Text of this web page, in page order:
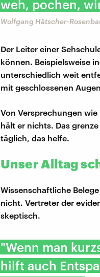
weh, pochen,
Wolfgang Hätscher-
Der Leiter einer
können. Beispielsweise
unterschiedlich weit
mit geschlossenen
Von Versprechungen
hält er nichts. Das
täglich, das helfe.
Unser Alltag
Wissenschaftliche
nicht. Vertreter der
skeptisch.
"Wenn man
hilft auch